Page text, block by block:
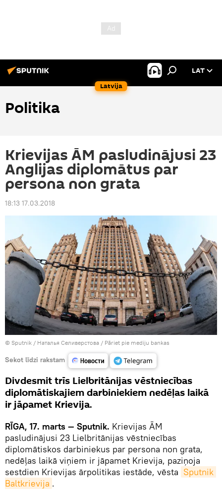
Latvija
LAT
Politika
Krievijas ĀM pasludinājusi 23
Anglijas diplomātus par
persona non grata
18:13 17.03.2018
© Sputnik / Наталья Селиверстова / Pāriet pie mediju bankas
Sekot līdzi rakstam
Divdesmit trīs Lielbritānijas vēstniecības
diplomātiskajiem darbiniekiem nedēļas laikā
ir jāpamet Krievija.
RĪGA, 17. marts — Sputnik. Krievijas ĀM
pasludinājusi 23 Lielbritānijas vēstniecības
diplomātiskos darbiniekus par persona non grata,
nedēļas laikā viņiem ir jāpamet Krievija, paziņoja
sestdien Krievijas ārpolitikas iestāde, vēsta Sputnik
Baltkrievija .